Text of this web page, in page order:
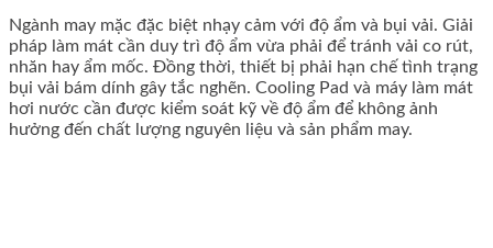
Ngành may mặc đặc biệt nhạy cảm với độ ẩm và bụi vải. Giải
pháp làm mát cần duy trì độ ẩm vừa phải để tránh vải co rút,
nhăn hay ẩm mốc. Đồng thời, thiết bị phải hạn chế tình trạng
bụi vải bám dính gây tắc nghẽn. Cooling Pad và máy làm mát
hơi nước cần được kiểm soát kỹ về độ ẩm để không ảnh
hưởng đến chất lượng nguyên liệu và sản phẩm may.